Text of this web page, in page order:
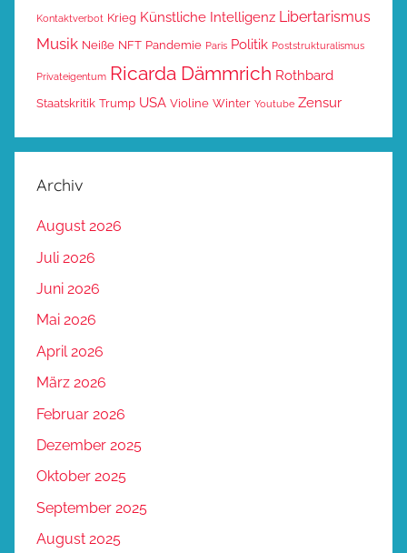
Kontaktverbot Krieg Künstliche Intelligenz Libertarismus
Musik Neiße NFT Pandemie Paris Politik Poststrukturalismus
Privateigentum Ricarda Dämmrich Rothbard
Staatskritik Trump USA Violine Winter Youtube Zensur
Archiv
August 2026
Juli 2026
Juni 2026
Mai 2026
April 2026
März 2026
Februar 2026
Dezember 2025
Oktober 2025
September 2025
August 2025